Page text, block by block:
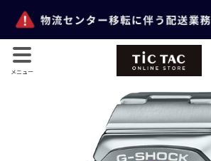
メニュー